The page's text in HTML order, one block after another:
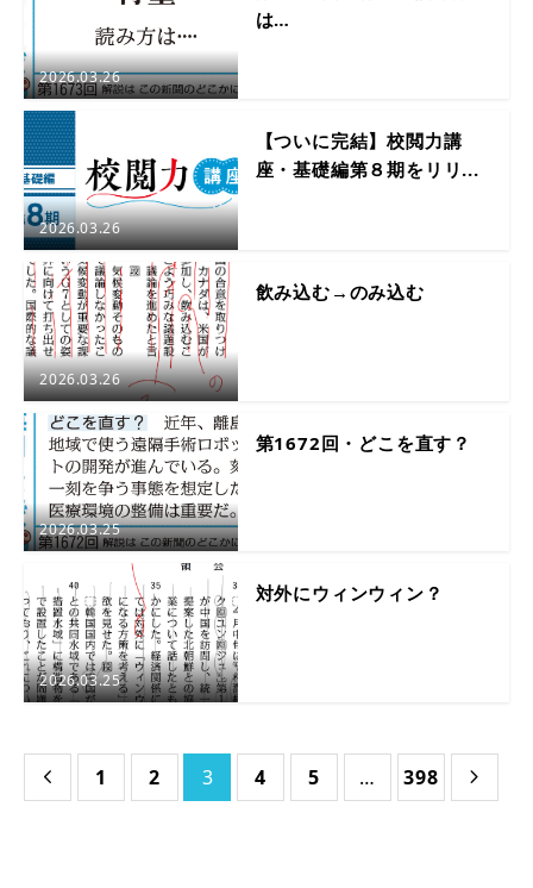
2026.03.26
は…
2026.03.26
【ついに完結】校閲力講
座・基礎編第８期をリリ...
2026.03.26
飲み込む→のみ込む
2026.03.25
第1672回・どこを直す？
2026.03.25
対外にウィンウィン？
 1 2 3 4 5 … 398 